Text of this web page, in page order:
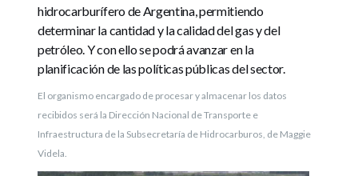
hidrocarburífero de Argentina, permitiendo
determinar la cantidad y la calidad del gas y del
petróleo. Y con ello se podrá avanzar en la
planificación de las políticas públicas del sector.
El organismo encargado de procesar y almacenar los datos
recibidos será la Dirección Nacional de Transporte e
Infraestructura de la Subsecretaría de Hidrocarburos, de Maggie
Videla.